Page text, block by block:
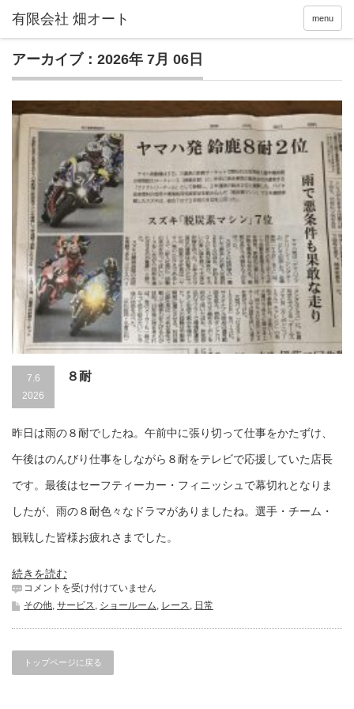
menu
アーカイブ：2026年 7月 06日
7.6
2026
８耐
昨日は雨の８耐でしたね。午前中に張り切って仕事をかたずけ、
午後はのんびり仕事をしながら８耐をテレビで応援していた店長
です。最後はセーフティーカー・フィニッシュで幕切れとなりま
したが、雨の８耐色々なドラマがありましたね。選手・チーム・
観戦した皆様お疲れさまでした。
続きを読む
８
耐
コメントを受け付けていません
その他, サービス, ショールーム, レース, 日常
トップページに戻る